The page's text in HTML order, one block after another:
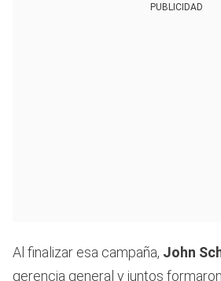
PUBLICIDAD
Al finalizar esa campaña, John
gerencia general y juntos